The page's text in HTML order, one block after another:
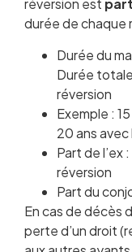
réversion est
durée de chaque
Durée du
Durée
réversion
Exemple :
20 ans
Part de l’ex
réversion
Part du
En cas de décès
perte d’un droit